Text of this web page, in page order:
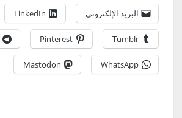
البريد الإلكتروني LinkedIn
Tumblr
Pinterest
WhatsApp
Mastodon